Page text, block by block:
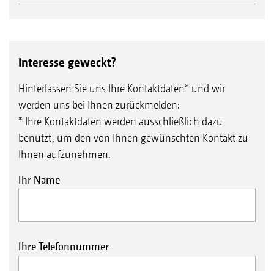
Interesse geweckt?
Hinterlassen Sie uns Ihre Kontaktdaten* und wir
werden uns bei Ihnen zurückmelden:
* Ihre Kontaktdaten werden ausschließlich dazu
benutzt, um den von Ihnen gewünschten Kontakt zu
Ihnen aufzunehmen.
Ihr Name
Ihre Telefonnummer